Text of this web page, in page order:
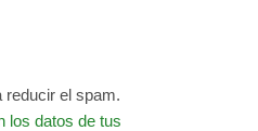
reducir el spam.
los datos de tus